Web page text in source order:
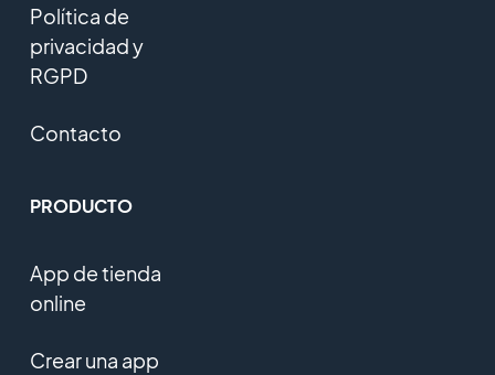
Política de
privacidad y
RGPD
Contacto
PRODUCTO
App de tienda
online
Crear una app